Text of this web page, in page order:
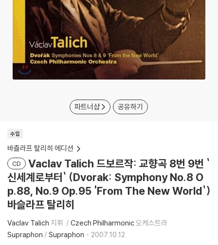
파트너샵 공유하기
수입
바츨라프 탈리히 에디션
CD
Vaclav Talich 드보르작: 교향곡 8번 9번 `
신세계로부터` (Dvorak: Symphony No.8 O
p.88, No.9 Op.95 'From The New World`)
바슬라프 탈리히
Vaclav Talich 지휘 Czech Philharmonic오케스트라
Supraphon / Supraphon
2007.10.12.